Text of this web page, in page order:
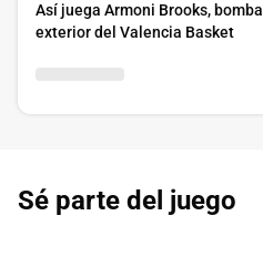
Así juega Armoni Brooks, bomba
exterior del Valencia Basket
Sé parte del juego